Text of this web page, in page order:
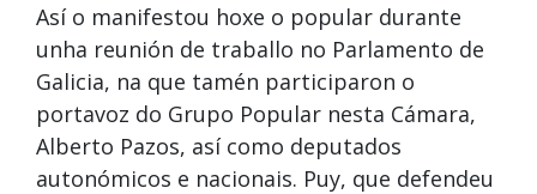
Así o manifestou hoxe o popular durante
unha reunión de traballo no Parlamento de
Galicia, na que tamén participaron o
portavoz do Grupo Popular nesta Cámara,
Alberto Pazos, así como deputados
autonómicos e nacionais. Puy, que defendeu